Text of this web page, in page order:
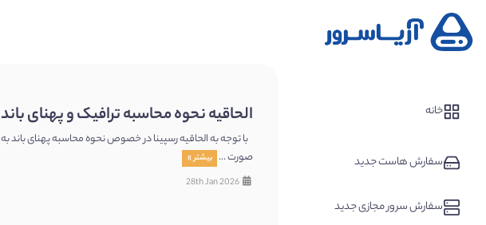
خانه
سفارش هاست جدید
سفارش سرور مجازی جدید
الحاقیه نحوه محاسبه ترافیک و پهنای باند
صورت ... بیشتر »
28th Jan 2026